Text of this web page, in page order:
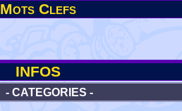
Mots Clefs
INFOS
- CATEGORIES -